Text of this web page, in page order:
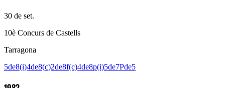
30 de set.
10è Concurs de Castells
Tarragona
5de8(i)4de8(c)2de8f(c)4de8p(i)5de7Pde5